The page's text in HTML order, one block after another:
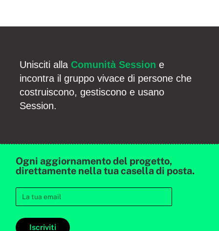
Unisciti alla Comunità Session e
incontra il gruppo vivace di persone che
costruiscono, gestiscono e usano
Session.
Ogni aggiornamento del progetto,
direttamente nella tua casella di posta.
Iscriviti